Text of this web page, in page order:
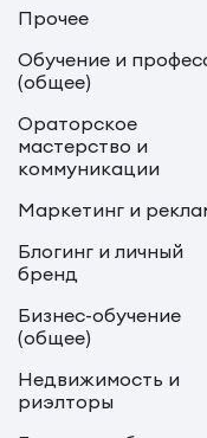
Прочее
Обучение и
(общее)
Ораторское
мастерство и
коммуникации
Маркетинг и
Блогинг и личный
бренд
Бизнес-обучение
(общее)
Недвижимость и
риэлторы